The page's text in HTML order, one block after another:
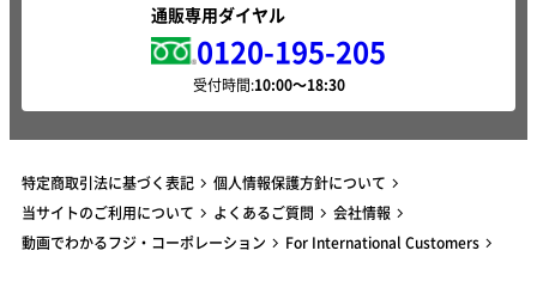
通販専用ダイヤル
0120-195-205
受付時間:
特定商取引法に基づく表記
個人情報保護方針について
当サイトのご利用について
よくあるご質問
会社情報
動画でわかるフジ・コーポレーション
For International Customers